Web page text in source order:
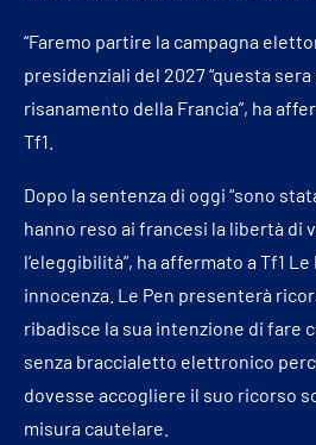
“Faremo partire la campagna
presidenziali del 2027 “questa
risanamento della Francia”, ha
Tf1.
Dopo la sentenza di oggi “sono
hanno reso ai francesi la libertà di
l’eleggibilità”, ha affermato a Tf1
innocenza. Le Pen presenterà
ribadisce la sua intenzione di fare
senza braccialetto elettronico
dovesse accogliere il suo ricorso
misura cautelare.